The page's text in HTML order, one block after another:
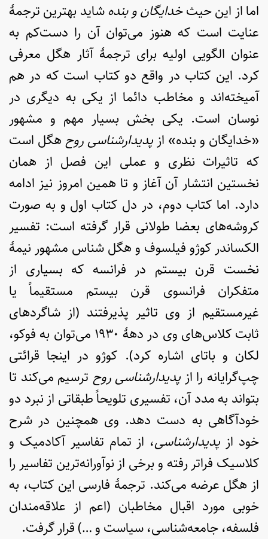
اما از این حیثخدایگان و بندهشاید بهترین ترجمۀ
عنایت است که هنوز می‌توان آن را دست‌کم به
عنوان الگویی اولیه برای ترجمۀ آثار هگل معرفی
کرد. این کتاب در واقع دو کتاب است که در هم
آمیخته‌اند و مخاطب دائما از یکی به دیگری در
نوسان است. یکی بخش بسیار مهم و مشهور
«خدایگان و بنده» از پدیدارشناسی روح هگل است
که تاثیرات نظری و عملی این فصل از همان
نخستین انتشار آن آغاز و تا همین امروز نیز ادامه
دارد. اما کتاب دوم، در دل کتاب اول و به صورت
کروشه‌های بعضا طولانی قرار گرفته است: تفسیر
الکساندر کوژو فیلسوف و هگل شناس مشهور نیمۀ
نخست قرن بیستم در فرانسه که بسیاری از
متفکران فرانسوی قرن بیستم مستقیماً یا
غیرمستقیم از وی تاثیر پذیرفتند (از شاگردهای
ثابت کلاس‌های وی در دهۀ ۱۹۳۰ می‌توان به فوکو،
لکان و باتای اشاره کرد). کوژو در اینجا قرائتی
چپ‌گرایانه را از پدیدارشناسی روح ترسیم می‌کند تا
بتواند به مدد آن، تفسیری تلویحاً طبقاتی از نبرد دو
خودآگاهی به دست دهد. وی همچنین در شرح
خود از پدیدارشناسی، از تمام تفاسیر آکادمیک و
کلاسیک فراتر رفته و برخی از نوآورانه‌ترین تفاسیر را
از هگل عرضه می‌کند. ترجمۀ فارسی این کتاب، به
خوبی مورد اقبال مخاطبان (اعم از علاقه‌مندان
فلسفه، جامعه‌شناسی، سیاست و …) قرار گرفت.